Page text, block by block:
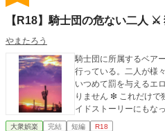
【R18】騎士団の危ない二人
やまたろう
騎士団に所属するベア
行っている。二人が様
いつめて罰を与えるエロコメデ
りません ❇︎ これだけで独立した話ですが【傲慢な王子】のサ
イドストーリーにもな
大衆娯楽 完結 短編 R18